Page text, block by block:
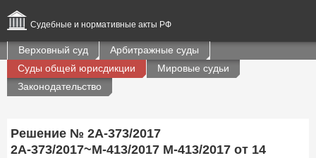
Судебные и нормативные акты РФ
Верховный суд
Арбитражные суды
Суды общей юрисдикции
Мировые судьи
Законодательство
Решение № 2А-373/2017
2А-373/2017~М-413/2017 М-413/2017 от 14